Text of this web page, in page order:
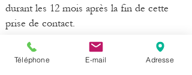
durant les 12 mois après la fin de cette
prise de contact.
Droit d’opposition et de retrait ou de
modification :
Téléphone E-mail Adresse